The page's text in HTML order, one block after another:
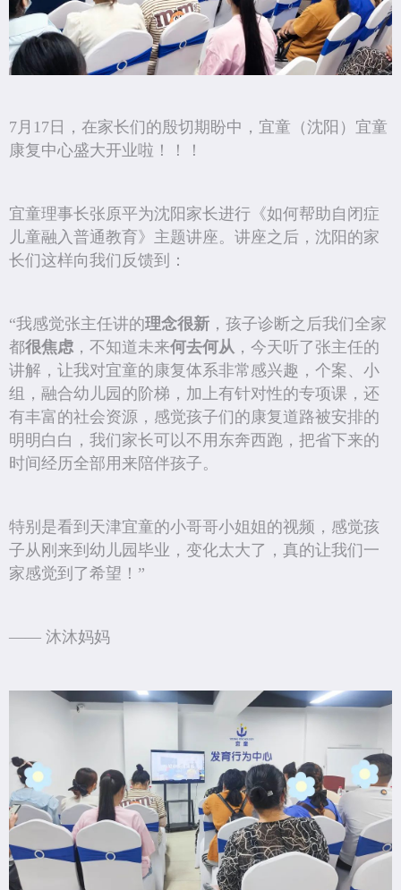
7月17日，在家长们的殷切期盼中，宜童（沈阳）宜童
康复中心盛大开业啦！！！
宜童理事长张原平为沈阳家长进行《如何帮助自闭症
儿童融入普通教育》主题讲座。讲座之后，沈阳的家
长们这样向我们反馈到：
“我感觉张主任讲的理念很新 ，孩子诊断之后我们全家
都很焦虑 ，不知道未来何去何从 ，今天听了张主任的
讲解，让我对宜童的康复体系非常感兴趣，个案、小
组，融合幼儿园的阶梯，加上有针对性的专项课，还
有丰富的社会资源，感觉孩子们的康复道路被安排的
明明白白，我们家长可以不用东奔西跑，把省下来的
时间经历全部用来陪伴孩子。
特别是看到天津宜童的小哥哥小姐姐的视频，感觉孩
子从刚来到幼儿园毕业，变化太大了，真的让我们一
家感觉到了希望！”
—— 沐沐妈妈